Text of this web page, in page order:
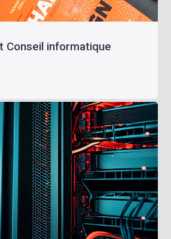
Conseil informatique